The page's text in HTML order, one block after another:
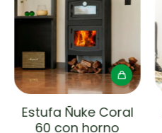
Estufa Ñuke Coral
60 con horno